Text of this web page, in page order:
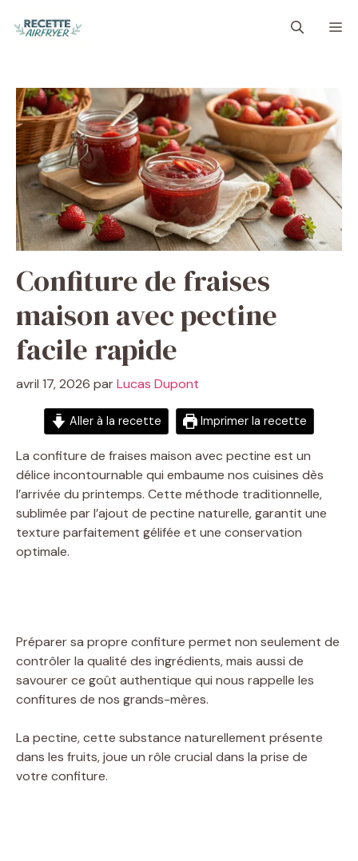
Confiture de fraises
maison avec pectine
facile rapide
avril 17, 2026 parLucas Dupont
Aller à la recette Imprimer la recette
La confiture de fraises maison avec pectine est un
délice incontournable qui embaume nos cuisines dès
l’arrivée du printemps. Cette méthode traditionnelle,
sublimée par l’ajout de pectine naturelle, garantit une
texture parfaitement gélifée et une conservation
optimale.
Préparer sa propre confiture permet non seulement de
contrôler la qualité des ingrédients, mais aussi de
savourer ce goût authentique qui nous rappelle les
confitures de nos grands-mères.
La pectine, cette substance naturellement présente
dans les fruits, joue un rôle crucial dans la prise de
votre confiture.